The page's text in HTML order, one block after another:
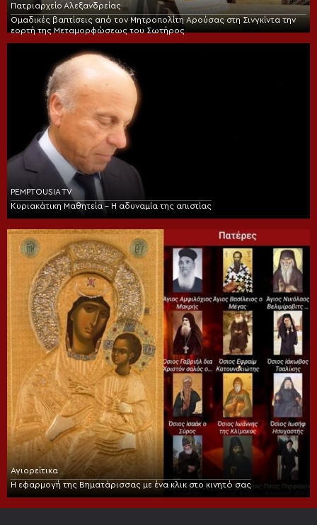
Πατριαρχείο Αλεξανδρείας
Ομαδικές βαπτίσεις από τον Μητροπολίτη Αρούσας στη Σινγκίντα την
εορτή της Μεταμορφώσεως του Σωτήρος
PEMPTOUSIA TV
Κυριακάτικη Μαθητεία – Η αδυναμία της απιστίας
Αγιορείτικα
Η εφαρμογή της Βηματάρισσας με ένα κλικ στο κινητό σας